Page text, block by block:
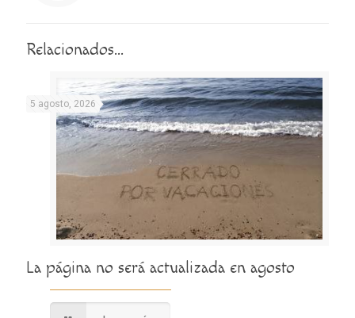
Relacionados...
5 agosto, 2026
La página no será actualizada en agosto